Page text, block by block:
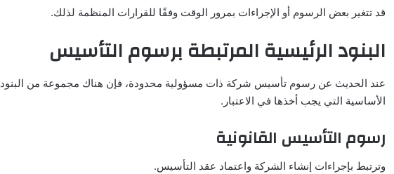
قد تتغير بعض الرسوم أو الإجراءات بمرور الوقت وفقًا للقرارات المنظمة لذلك.
البنود الرئيسية المرتبطة برسوم التأسيس
عند الحديث عن رسوم تأسيس شركة ذات مسؤولية محدودة، فإن هناك مجموعة من البنود
الأساسية التي يجب أخذها في الاعتبار.
رسوم التأسيس القانونية
وترتبط بإجراءات إنشاء الشركة واعتماد عقد التأسيس.